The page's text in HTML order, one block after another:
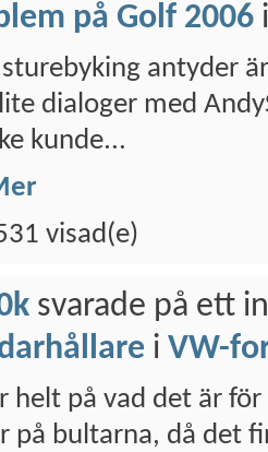
på Golf 2006
antyder
dialoger med
kunde...
visad(e)
svarade på ett
i VW-
helt på vad det är
på bultarna, då det